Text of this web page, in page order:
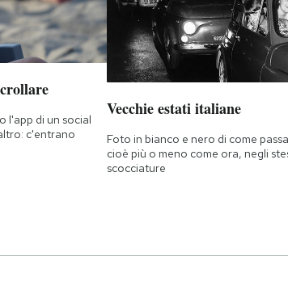
l'app di un social
c'entrano
Vecchie estati italiane
Foto in bianco e nero di come
cioè più o meno come ora, negli
scocciature